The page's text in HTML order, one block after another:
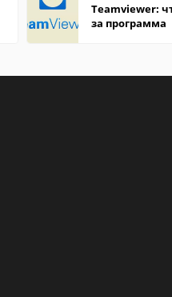
Teamviewer:
за программа